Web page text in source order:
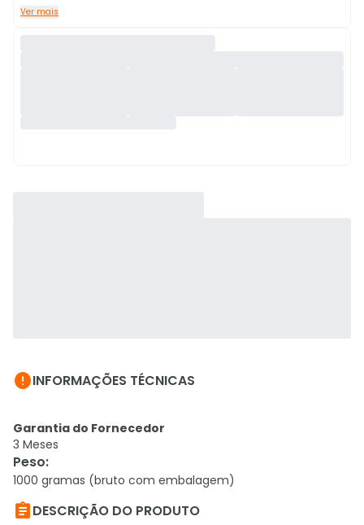
Ver mais
INFORMAÇÕES TÉCNICAS
Garantia do Fornecedor
3 Meses
Peso:
1000 gramas (bruto com embalagem)
DESCRIÇÃO DO PRODUTO